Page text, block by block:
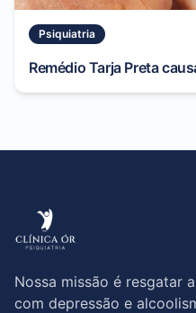
Psiquiatria
Remédio Tarja Preta
Nossa missão é resgatar
com depressão e